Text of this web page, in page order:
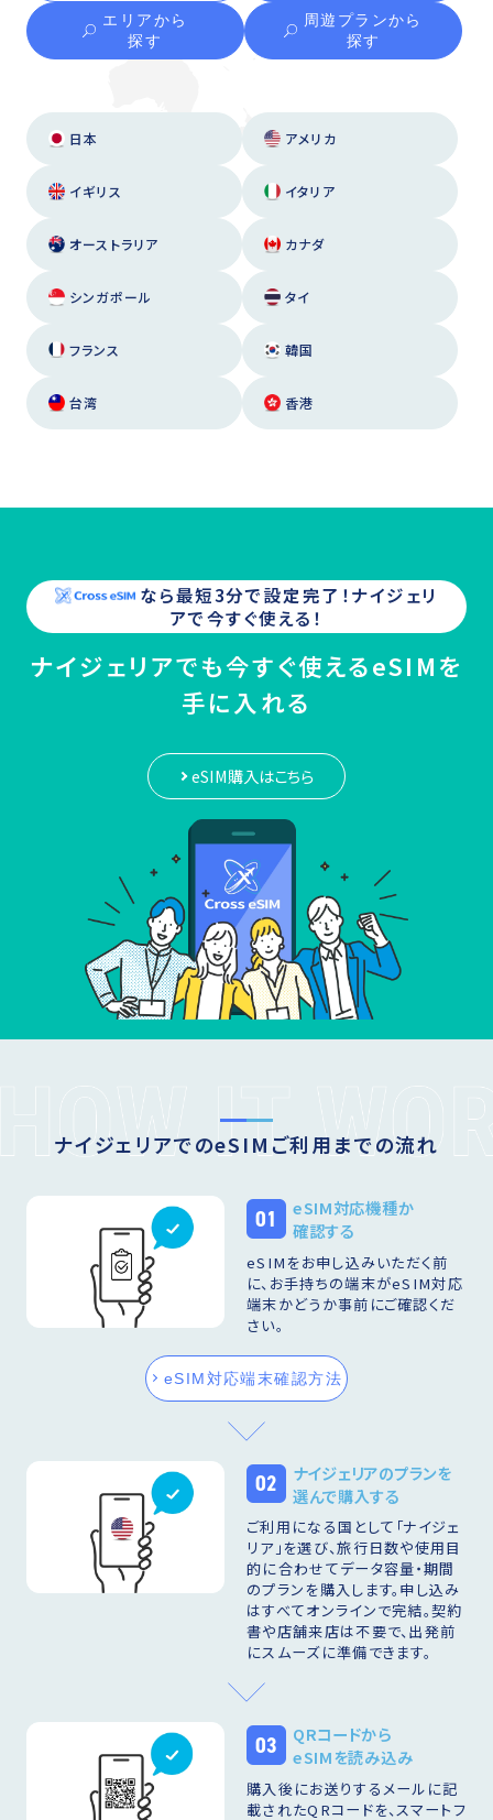
エリアから
探す
周遊プランから
探す
日本 アメリカ
イギリス イタリア
オーストラリア カナダ
シンガポール タイ
フランス 韓国
台湾 香港
なら最短3分で設定完了！ナイジェリ
アで今すぐ使える！
ナイジェリアでも今すぐ使えるeSIMを
手に入れる
eSIM購入はこちら
ナイジェリアでのeSIMご利用までの流れ
01
eSIM対応機種か
確認する
eSIMをお申し込みいただく前
に、お手持ちの端末がeSIM対応
端末かどうか事前にご確認くだ
さい。
eSIM対応端末確認方法
02
ナイジェリアのプランを
選んで購入する
ご利用になる国として「ナイジェ
リア」を選び、旅行日数や使用目
的に合わせてデータ容量・期間
のプランを購入します。申し込み
はすべてオンラインで完結。契約
書や店舗来店は不要で、出発前
にスムーズに準備できます。
03
QRコードから
eSIMを読み込み
購入後にお送りするメールに記
載されたQRコードを、スマートフ